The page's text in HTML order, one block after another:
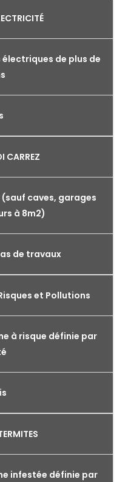
de plus de
CARREZ
caves, garages
à 8m2)
de travaux
Risques et Pollutions
à risque définie par
infestée définie par